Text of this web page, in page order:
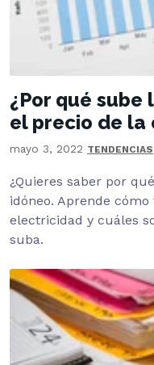
¿Por qué sube
el precio de
mayo 3, 2022 TENDENCIAS
¿Quieres saber por
idóneo. Aprende
electricidad y cuáles
suba.